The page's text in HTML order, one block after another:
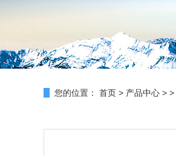
您的位置： 首页 > 产品中心 > >